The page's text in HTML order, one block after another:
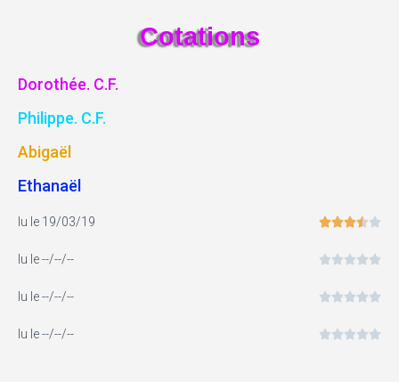
Cotations
Dorothée. C.F.
Philippe. C.F.
Abigaël
Ethanaël
lu le 19/03/19 
lu le --/--/-- 
lu le --/--/-- 
lu le --/--/-- 